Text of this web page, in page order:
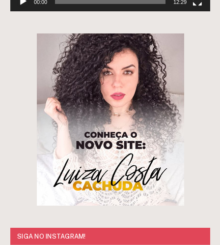
00:00 12:29
SIGA NO INSTAGRAM!